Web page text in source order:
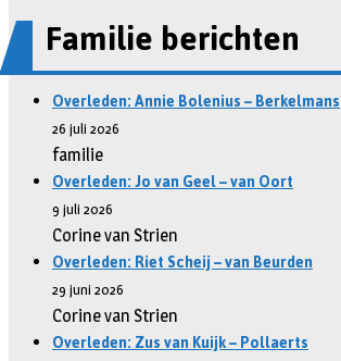
Familie berichten
Overleden: Annie Bolenius – Berkelmans
26 juli 2026
familie
Overleden: Jo van Geel – van Oort
9 juli 2026
Corine van Strien
Overleden: Riet Scheij – van Beurden
29 juni 2026
Corine van Strien
Overleden: Zus van Kuijk – Pollaerts